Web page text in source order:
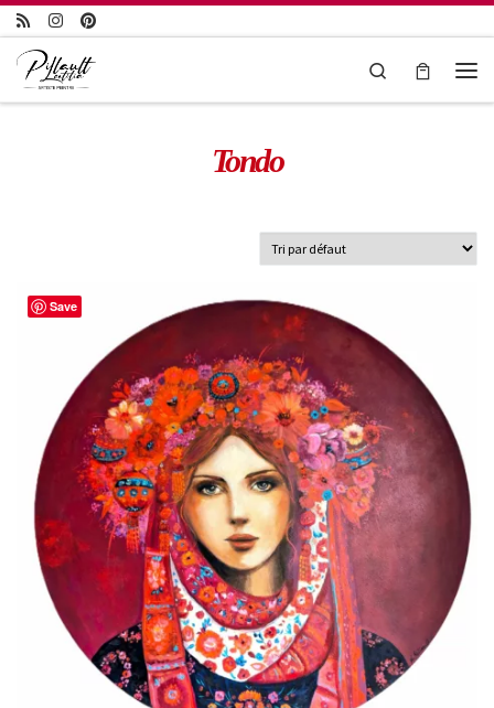
Passer au contenu
Search
Tondo
Save